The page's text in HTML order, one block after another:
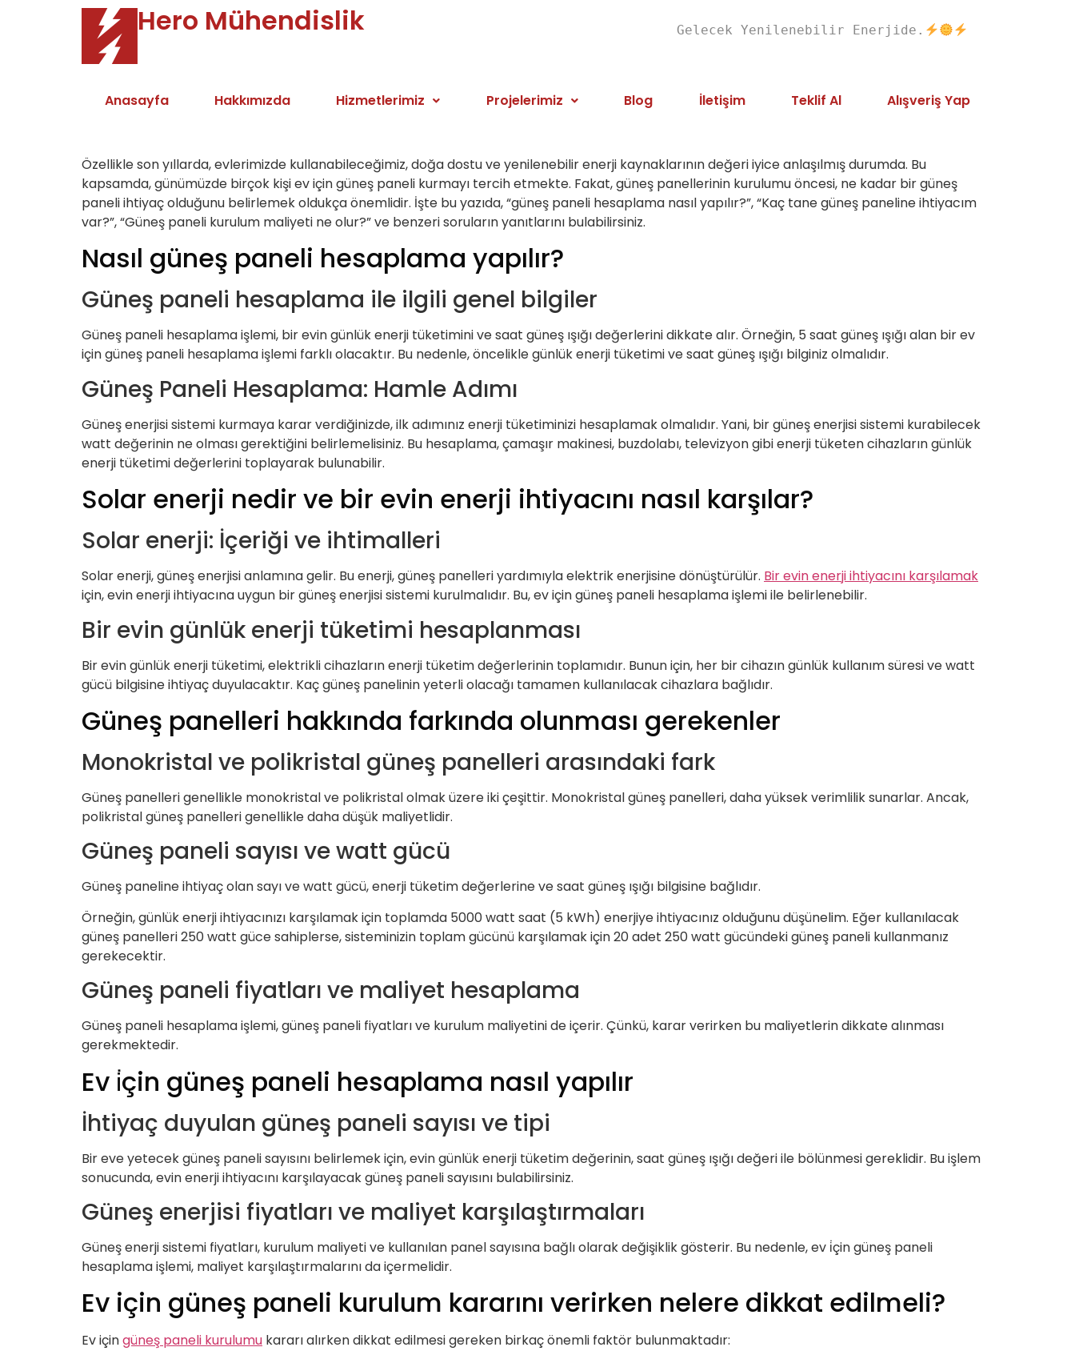
Hero Mühendislik Gelecek Yenilenebilir Enerjide.
Anasayfa Hakkımızda Hizmetlerimiz Projelerimiz Blog İletişim Teklif Al Alışveriş Yap
Özellikle son yıllarda, evlerimizde kullanabileceğimiz, doğa dostu ve yenilenebilir enerji kaynaklarının değeri iyice anlaşılmış durumda. Bu
kapsamda, günümüzde birçok kişi ev için güneş paneli kurmayı tercih etmekte. Fakat, güneş panellerinin kurulumu öncesi, ne kadar bir güneş
paneli ihtiyaç olduğunu belirlemek oldukça önemlidir. İşte bu yazıda, “güneş paneli hesaplama nasıl yapılır?”, “Kaç tane güneş paneline ihtiyacım
var?”, “Güneş paneli kurulum maliyeti ne olur?” ve benzeri soruların yanıtlarını bulabilirsiniz.
Nasıl güneş paneli hesaplama yapılır?
Güneş paneli hesaplama ile ilgili genel bilgiler
Güneş paneli hesaplama işlemi, bir evin günlük enerji tüketimini ve saat güneş ışığı değerlerini dikkate alır. Örneğin, 5 saat güneş ışığı alan bir ev
için güneş paneli hesaplama işlemi farklı olacaktır. Bu nedenle, öncelikle günlük enerji tüketimi ve saat güneş ışığı bilginiz olmalıdır.
Güneş Paneli Hesaplama: Hamle Adımı
Güneş enerjisi sistemi kurmaya karar verdiğinizde, ilk adımınız enerji tüketiminizi hesaplamak olmalıdır. Yani, bir güneş enerjisi sistemi kurabilecek
watt değerinin ne olması gerektiğini belirlemelisiniz. Bu hesaplama, çamaşır makinesi, buzdolabı, televizyon gibi enerji tüketen cihazların günlük
enerji tüketimi değerlerini toplayarak bulunabilir.
Solar enerji nedir ve bir evin enerji ihtiyacını nasıl karşılar?
Solar enerji: İçeriği ve ihtimalleri
Solar enerji, güneş enerjisi anlamına gelir. Bu enerji, güneş panelleri yardımıyla elektrik enerjisine dönüştürülür. Bir evin enerji ihtiyacını karşılamak
için, evin enerji ihtiyacına uygun bir güneş enerjisi sistemi kurulmalıdır. Bu, ev için güneş paneli hesaplama işlemi ile belirlenebilir.
Bir evin günlük enerji tüketimi hesaplanması
Bir evin günlük enerji tüketimi, elektrikli cihazların enerji tüketim değerlerinin toplamıdır. Bunun için, her bir cihazın günlük kullanım süresi ve watt
gücü bilgisine ihtiyaç duyulacaktır. Kaç güneş panelinin yeterli olacağı tamamen kullanılacak cihazlara bağlıdır.
Güneş panelleri hakkında farkında olunması gerekenler
Monokristal ve polikristal güneş panelleri arasındaki fark
Güneş panelleri genellikle monokristal ve polikristal olmak üzere iki çeşittir. Monokristal güneş panelleri, daha yüksek verimlilik sunarlar. Ancak,
polikristal güneş panelleri genellikle daha düşük maliyetlidir.
Güneş paneli sayısı ve watt gücü
Güneş paneline ihtiyaç olan sayı ve watt gücü, enerji tüketim değerlerine ve saat güneş ışığı bilgisine bağlıdır.
Örneğin, günlük enerji ihtiyacınızı karşılamak için toplamda 5000 watt saat (5 kWh) enerjiye ihtiyacınız olduğunu düşünelim. Eğer kullanılacak
güneş panelleri 250 watt güce sahiplerse, sisteminizin toplam gücünü karşılamak için 20 adet 250 watt gücündeki güneş paneli kullanmanız
gerekecektir.
Güneş paneli fiyatları ve maliyet hesaplama
Güneş paneli hesaplama işlemi, güneş paneli fiyatları ve kurulum maliyetini de içerir. Çünkü, karar verirken bu maliyetlerin dikkate alınması
gerekmektedir.
Ev i̇çin güneş paneli hesaplama nasıl yapılır
İhtiyaç duyulan güneş paneli sayısı ve tipi
Bir eve yetecek güneş paneli sayısını belirlemek için, evin günlük enerji tüketim değerinin, saat güneş ışığı değeri ile bölünmesi gereklidir. Bu işlem
sonucunda, evin enerji ihtiyacını karşılayacak güneş paneli sayısını bulabilirsiniz.
Güneş enerjisi fiyatları ve maliyet karşılaştırmaları
Güneş enerji sistemi fiyatları, kurulum maliyeti ve kullanılan panel sayısına bağlı olarak değişiklik gösterir. Bu nedenle, ev i̇çin güneş paneli
hesaplama işlemi, maliyet karşılaştırmalarını da içermelidir.
Ev için güneş paneli kurulum kararını verirken nelere dikkat edilmeli?
Ev içingüneş paneli kurulumu kararı alırken dikkat edilmesi gereken birkaç önemli faktör bulunmaktadır: